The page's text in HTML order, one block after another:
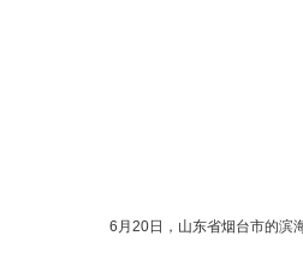
6月20日，山东省烟台市的滨